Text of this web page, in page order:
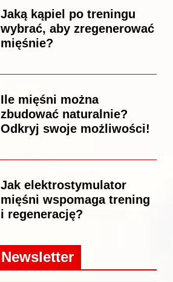
Jaką kąpiel po treningu
wybrać, aby zregenerować
mięśnie?
Ile mięśni można
zbudować naturalnie?
Odkryj swoje możliwości!
Jak elektrostymulator
mięśni wspomaga trening
i regenerację?
Newsletter